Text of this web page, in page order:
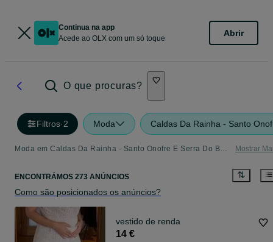
Continua na app
Acede ao OLX com um só toque
Abrir
O que procuras?
Filtros·2 Moda Caldas Da Rainha - Santo
Moda em Caldas Da Rainha - Santo Onofre E Serra Do Bouro - tudo o que precisa Mostrar
ENCONTRÁMOS 273 ANÚNCIOS
Como são posicionados os anúncios?
vestido de renda
14 €